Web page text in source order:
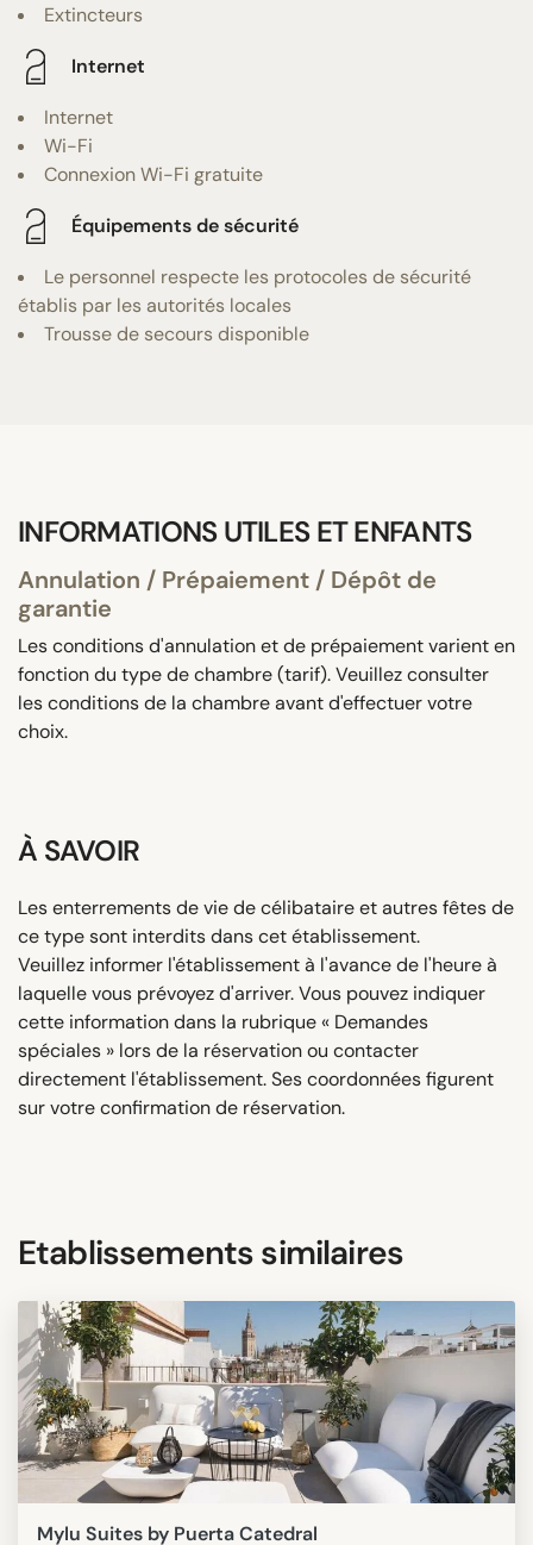
Extincteurs
Internet
Internet
Wi-Fi
Connexion Wi-Fi gratuite
Équipements de sécurité
Le personnel respecte les protocoles de sécurité
établis par les autorités locales
Trousse de secours disponible
INFORMATIONS UTILES ET ENFANTS
Annulation / Prépaiement / Dépôt de
garantie
Les conditions d'annulation et de prépaiement varient en
fonction du type de chambre (tarif). Veuillez consulter
les conditions de la chambre avant d'effectuer votre
choix.
À SAVOIR
Les enterrements de vie de célibataire et autres fêtes de
ce type sont interdits dans cet établissement.
Veuillez informer l'établissement à l'avance de l'heure à
laquelle vous prévoyez d'arriver. Vous pouvez indiquer
cette information dans la rubrique « Demandes
spéciales » lors de la réservation ou contacter
directement l'établissement. Ses coordonnées figurent
sur votre confirmation de réservation.
Etablissements similaires
Mylu Suites by Puerta Catedral